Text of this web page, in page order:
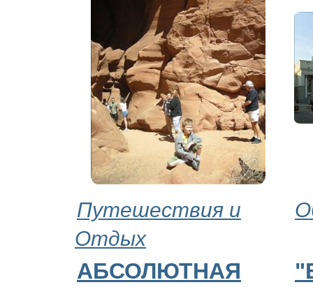
Путешествия и
Отдых
АБСОЛЮТНАЯ